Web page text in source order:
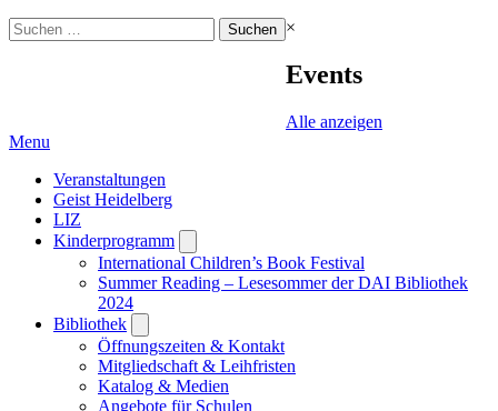
Suchen
nach:
×
Events
Alle anzeigen
Menu
Veranstaltungen
Geist Heidelberg
LIZ
Kinderprogramm
submenu
International Children’s Book Festival
Summer Reading – Lesesommer der DAI Bibliothek
2024
Bibliothek
submenu
Öffnungszeiten & Kontakt
Mitgliedschaft & Leihfristen
Katalog & Medien
Angebote für Schulen